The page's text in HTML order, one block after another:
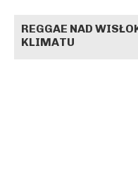
REGGAE NAD
KLIMATU